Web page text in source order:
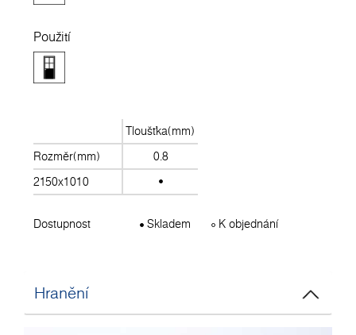
Použití
Tloušťka(mm)
Rozměr(mm)
0.8
2150x1010
Dostupnost Skladem K objednání
Hranění